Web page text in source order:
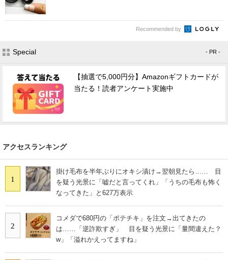
Recommended by
Special - PR -
【抽選で5,000円分】Amazonギフトカードが
当たる！読者アンケート実施中
アクセスランキング
1
掛け毛布を半年ぶりにオキシ漬け→翌朝見たら…… 目
を疑う光景に「嘘だと言ってくれ」「うちの毛布も怖く
なってきた」と627万表示
2
コメダで680円の「ポテチキ」を注文→出てきたの
は……「逆詐欺すぎ」 目を疑う光景に「量間違えた？
w」「溢れかえってますね」